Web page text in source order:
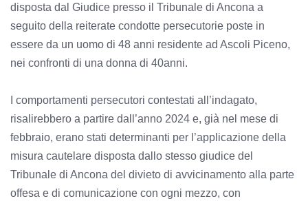
disposta dal Giudice presso il Tribunale di Ancona a
seguito della reiterate condotte persecutorie poste in
essere da un uomo di 48 anni residente ad Ascoli Piceno,
nei confronti di una donna di 40anni.
I comportamenti persecutori contestati all’indagato,
risalirebbero a partire dall’anno 2024 e, già nel mese di
febbraio, erano stati determinanti per l’applicazione della
misura cautelare disposta dallo stesso giudice del
Tribunale di Ancona del divieto di avvicinamento alla parte
offesa e di comunicazione con ogni mezzo, con